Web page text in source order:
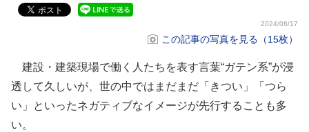
2024/08/17
この記事の写真を見る（15枚）
建設・建築現場で働く人たちを表す言葉“ガテン系”が浸
透して久しいが、世の中ではまだまだ「きつい」「つら
い」といったネガティブなイメージが先行することも多
い。